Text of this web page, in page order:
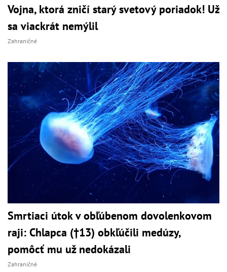
Vojna, ktorá zničí starý svetový poriadok! Už
sa viackrát nemýlil
Zahraničné
Smrtiaci útok v obľúbenom dovolenkovom
raji: Chlapca (†13) obkľúčili medúzy,
pomôcť mu už nedokázali
Zahraničné